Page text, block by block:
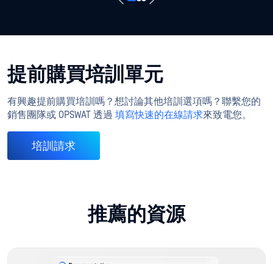
提前購買培訓單元
有興趣提前購買培訓嗎？想討論其他培訓選項嗎？聯繫您的
銷售團隊或 OPSWAT 透過 填寫快速的在線請求來致電您。
培訓請求
推薦的資源